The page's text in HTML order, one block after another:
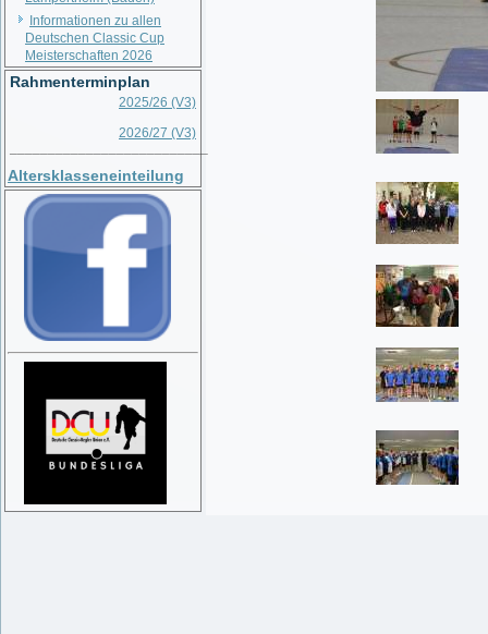
Informationen zu allen
Deutschen Classic Cup
Meisterschaften 2026
Rahmenterminplan
2025/26 (V3)
2026/27 (V3)
Altersklasseneinteilung